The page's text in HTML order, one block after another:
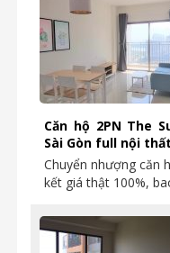
Căn hộ 2PN The
Sài Gòn full nội
Chuyển nhượng căn
kết giá thật 100%,